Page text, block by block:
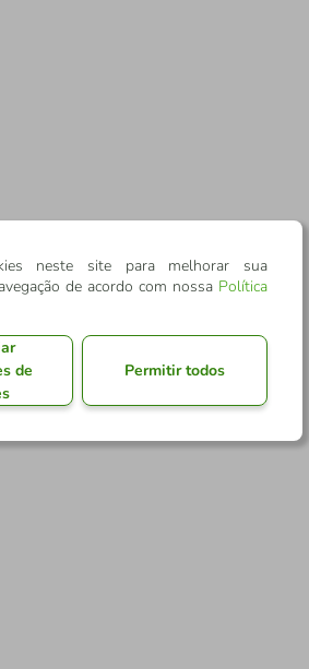
neste site para melhorar sua
de acordo com nossa Política
de
Permitir todos